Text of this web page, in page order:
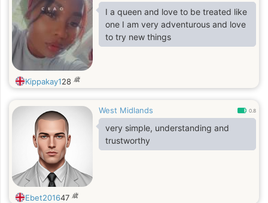
I a queen and love to be treated like
one I am very adventurous and love
to try new things
Kippakay128 歳
West Midlands 0.8
very simple, understanding and
trustworthy
Ebet201647 歳